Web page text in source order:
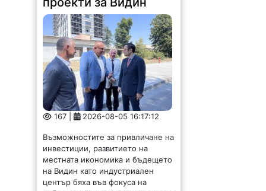
167 | 2026-08-05 16:17:12
Възможностите за привличане на
инвестиции, развитието на
местната икономика и бъдещето
на Видин като индустриален
център бяха във фокуса на